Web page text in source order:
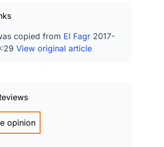
copied from El Fagr 2017-
View original article
opinion